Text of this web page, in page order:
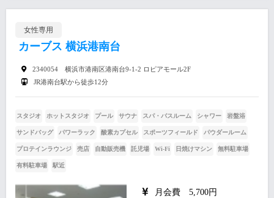
女性専用
カーブス 横浜港南台
2340054 横浜市港南区港南台9-1-2 ロピアモール2F
JR港南台駅から徒歩12分
スタジオ ホットスタジオ プール サウナ スパ・バスルーム シャワー 岩盤浴
サンドバッグ パワーラック 酸素カプセル スポーツフィールド パウダールーム
プロテインラウンジ 売店 自動販売機 託児場 Wi-Fi 日焼けマシン 無料駐車場
有料駐車場 駅近
月会費 5,700円